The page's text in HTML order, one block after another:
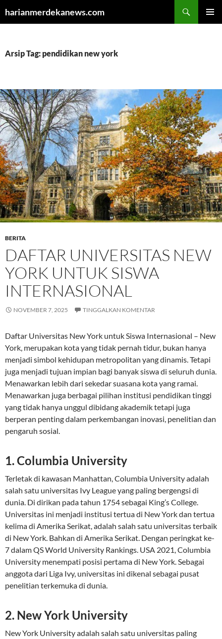
harianmerdekanews.com
Arsip Tag: pendidikan new york
BERITA
DAFTAR UNIVERSITAS NEW
YORK UNTUK SISWA
INTERNASIONAL
NOVEMBER 7, 2025 TINGGALKAN KOMENTAR
Daftar Universitas New York untuk Siswa Internasional – New
York, merupakan kota yang tidak pernah tidur, bukan hanya
menjadi simbol kehidupan metropolitan yang dinamis. Tetapi
juga menjadi tujuan impian bagi banyak siswa di seluruh dunia.
Menawarkan lebih dari sekedar suasana kota yang ramai.
Menawarkan juga berbagai pilihan institusi pendidikan tinggi
yang tidak hanya unggul dibidang akademik tetapi juga
berperan penting dalam perkembangan inovasi, penelitian dan
pengaruh sosial.
1. Columbia University
Terletak di kawasan Manhattan, Columbia University adalah
salah satu universitas Ivy League yang paling bergengsi di
dunia. Di dirikan pada tahun 1754 sebagai King’s College.
Universitas ini menjadi institusi tertua di New York dan tertua
kelima di Amerika Serikat, adalah salah satu universitas terbaik
di New York. Bahkan di Amerika Serikat. Dengan peringkat ke-
7 dalam QS World University Rankings. USA 2021, Columbia
University menempati posisi pertama di New York. Sebagai
anggota dari Liga Ivy, universitas ini dikenal sebagai pusat
penelitian terkemuka di dunia.
2. New York University
New York University adalah salah satu universitas paling